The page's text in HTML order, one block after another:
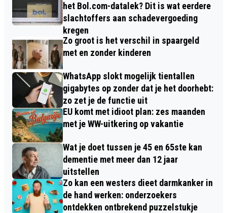
het Bol.com-datalek? Dit is wat eerdere
slachtoffers aan schadevergoeding
kregen
Zo groot is het verschil in spaargeld
met en zonder kinderen
WhatsApp slokt mogelijk tientallen
gigabytes op zonder dat je het doorhebt:
zo zet je de functie uit
EU komt met idioot plan: zes maanden
met je WW-uitkering op vakantie
Wat je doet tussen je 45 en 65ste kan
dementie met meer dan 12 jaar
uitstellen
Zo kan een westers dieet darmkanker in
de hand werken: onderzoekers
ontdekken ontbrekend puzzelstukje